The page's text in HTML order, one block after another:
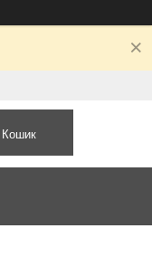
Кошик